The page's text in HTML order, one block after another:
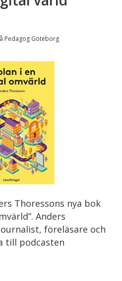
Pedagog Göteborg
Thoressons nya bok
Anders
föreläsare och
till podcasten